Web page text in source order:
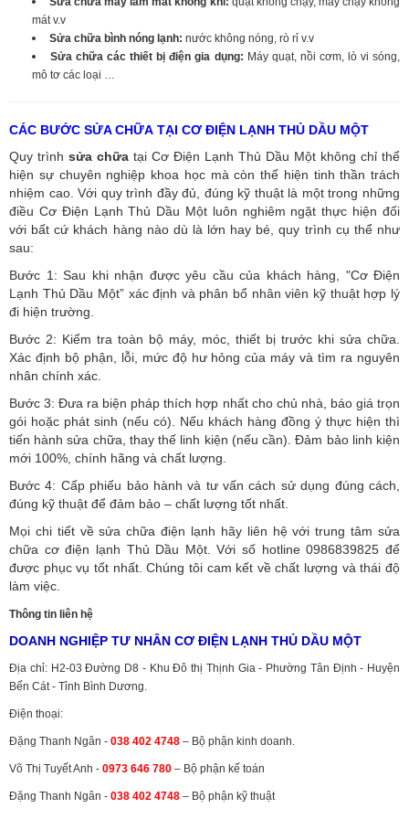
mát v.v
Sửa chữa bình nóng lạnh: nước không nóng, rò rỉ v.v
Sửa chữa các thiết bị điện gia dụng: Máy quạt, nồi cơm, lò vi sóng,
mô tơ các loại …
CÁC BƯỚC SỬA CHỮA TẠI CƠ ĐIỆN LẠNH THỦ DẦU MỘT
Quy trình sửa chữa tại Cơ Điện Lạnh Thủ Dầu Một không chỉ thể
hiện sự chuyên nghiệp khoa học mà còn thể hiện tinh thần trách
nhiệm cao. Với quy trình đầy đủ, đúng kỹ thuật là một trong những
điều Cơ Điện Lạnh Thủ Dầu Một luôn nghiêm ngặt thực hiện đối
với bất cứ khách hàng nào dù là lớn hay bé, quy trình cụ thể như
sau:
Bước 1: Sau khi nhận được yêu cầu của khách hàng, "Cơ Điện
Lạnh Thủ Dầu Một” xác định và phân bổ nhân viên kỹ thuật hợp lý
đi hiện trường.
Bước 2: Kiểm tra toàn bộ máy, móc, thiết bị trước khi sửa chữa.
Xác định bộ phận, lỗi, mức độ hư hỏng của máy và tìm ra nguyên
nhân chính xác.
Bước 3: Đưa ra biện pháp thích hợp nhất cho chủ nhà, báo giá trọn
gói hoặc phát sinh (nếu có). Nếu khách hàng đồng ý thực hiện thì
tiến hành sửa chữa, thay thế linh kiện (nếu cần). Đảm bảo linh kiện
mới 100%, chính hãng và chất lượng.
Bước 4: Cấp phiếu bảo hành và tư vấn cách sử dụng đúng cách,
đúng kỹ thuật để đảm bảo – chất lượng tốt nhất.
Mọi chi tiết về sửa chữa điện lạnh hãy liên hệ với trung tâm sửa
chữa cơ điện lạnh Thủ Dầu Một. Với số hotline 0986839825 để
được phục vụ tốt nhất. Chúng tôi cam kết về chất lượng và thái độ
làm việc.
Thông tin liên hệ
DOANH NGHIỆP TƯ NHÂN CƠ ĐIỆN LẠNH THỦ DẦU MỘT
Địa chỉ: H2-03 Đường D8 - Khu Đô thị Thịnh Gia - Phường Tân Định - Huyện
Bến Cát - Tỉnh Bình Dương.
Điện thoại:
Đặng Thanh Ngân - 038 402 4748 – Bộ phận kinh doanh.
Võ Thị Tuyết Anh - 0973 646 780 – Bộ phận kế toán
Đặng Thanh Ngân - 038 402 4748 – Bộ phận kỹ thuật